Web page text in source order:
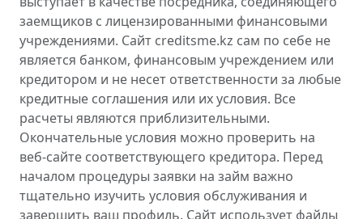
заемщиков с лицензированными финансовыми
учреждениями. Сайт creditsme.kz сам по себе не
является банком, финансовым учреждением или
кредитором и не несет ответственности за любые
кредитные соглашения или их условия. Все
расчеты являются приблизительными.
Окончательные условия можно проверить на
веб-сайте соответствующего кредитора. Перед
началом процедуры заявки на займ важно
тщательно изучить условия обслуживания и
завершить ваш профиль. Сайт использует файлы